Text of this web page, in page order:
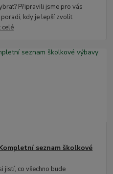
Připravili jsme pro vás
kdy je lepší zvolit
celé
seznam školkové
jistí, co všechno bude